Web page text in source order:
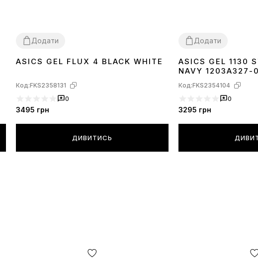
Додати
37 38394041
ASICS GEL FLUX 4 BLACK WHITE
Код:FKS2358131
0
3495 грн
ДИВИТИСЬ
Додати
36 37383940
ASICS GEL 1130
NAVY 1203A327-
Код:FKS2354104
0
3295 грн